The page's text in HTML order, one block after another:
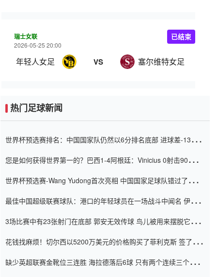
瑞士女联
2026-05-25 20:00
年轻人女足 VS 塞尔维特女足
已结束
热门足球新闻
世界杯预选赛排名：中国国家队仍然以6分排名底部 进球差-13令人
您是如何获得世界第一的？巴西1-4阿根廷：Vinicius 0射击90分钟
世界杯预选赛-Wang Yudong首次亮相 中国国家足球队错过了世界
最佳中国超级联赛球队：港口的年轻球员在一场战斗中闻名 伊万放
3场比赛中有23张射门在底部 郭安无效传球 鸟儿被用来摆脱它
花钱找麻烦！切尔西以5200万美元的价格购买了菲利克斯 签了7年
缺少英超联赛金靴位三连胜 海拉德落后6球 只有两个连续三个连续